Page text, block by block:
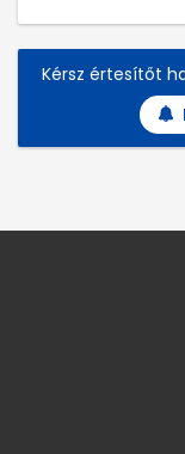
Kérsz értesítőt